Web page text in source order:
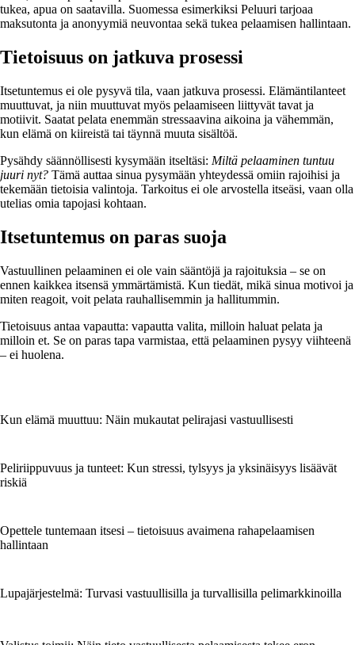
tukea, apua on saatavilla. Suomessa esimerkiksi Peluuri tarjoaa
maksutonta ja anonyymiä neuvontaa sekä tukea pelaamisen hallintaan.
Tietoisuus on jatkuva prosessi
Itsetuntemus ei ole pysyvä tila, vaan jatkuva prosessi. Elämäntilanteet
muuttuvat, ja niin muuttuvat myös pelaamiseen liittyvät tavat ja
motiivit. Saatat pelata enemmän stressaavina aikoina ja vähemmän,
kun elämä on kiireistä tai täynnä muuta sisältöä.
Pysähdy säännöllisesti kysymään itseltäsi: Miltä pelaaminen tuntuu
juuri nyt? Tämä auttaa sinua pysymään yhteydessä omiin rajoihisi ja
tekemään tietoisia valintoja. Tarkoitus ei ole arvostella itseäsi, vaan olla
utelias omia tapojasi kohtaan.
Itsetuntemus on paras suoja
Vastuullinen pelaaminen ei ole vain sääntöjä ja rajoituksia – se on
ennen kaikkea itsensä ymmärtämistä. Kun tiedät, mikä sinua motivoi ja
miten reagoit, voit pelata rauhallisemmin ja hallitummin.
Tietoisuus antaa vapautta: vapautta valita, milloin haluat pelata ja
milloin et. Se on paras tapa varmistaa, että pelaaminen pysyy viihteenä
– ei huolena.
Kun elämä muuttuu: Näin mukautat pelirajasi vastuullisesti
Peliriippuvuus ja tunteet: Kun stressi, tylsyys ja yksinäisyys lisäävät
riskiä
Opettele tuntemaan itsesi – tietoisuus avaimena rahapelaamisen
hallintaan
Lupajärjestelmä: Turvasi vastuullisilla ja turvallisilla pelimarkkinoilla